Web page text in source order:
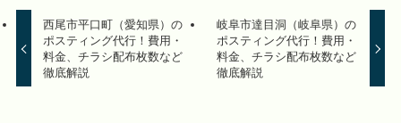
西尾市平口町（愛知県）の
ポスティング代行！費用・
料金、チラシ配布枚数など
徹底解説
岐阜市達目洞（岐阜県）の
ポスティング代行！費用・
料金、チラシ配布枚数など
徹底解説